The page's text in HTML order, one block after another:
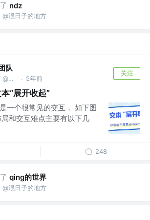
ndz
@混日子的地方
队
前端工程师 @上海阅文信息技术有限公司 · 5年前
关注
“展开收起”
一个很常见的交互， 如下图
和交互难点主要有以下几
248
qing的世界
@混日子的地方